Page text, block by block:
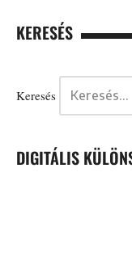
KERESÉS
Keresés
DIGITÁLIS